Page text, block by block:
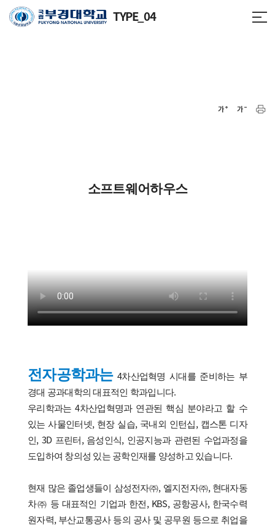
TYPE_04
소프트웨어하우스
전자공학과는 4차산업혁명 시대를 준비하는 부
경대 공과대학의 대표적인 학과입니다.
우리학과는 4차산업혁명과 연관된 핵심 분야라고 할 수
있는 사물인터넷, 현장 실습, 국내외 인턴십, 캡스톤 디자
인, 3D 프린터, 음성인식, 인공지능과 관련된 수업과정을
도입하여 창의성 있는 공학인재를 양성하고 있습니다.
현재 많은 졸업생들이 삼성전자㈜, 엘지전자㈜, 현대자동
차㈜ 등 대표적인 기업과 한전, KBS, 공항공사, 한국수력
원자력, 부산교통공사 등의 공사 및 공무원 등으로 취업을